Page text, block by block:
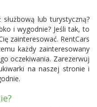
lub turystyczną?
i wygodnie? Jeśli tak, to
zainteresować. RentCars
każdy zainteresowany
oczekiwania. Zarezerwuj
na naszej stronie i